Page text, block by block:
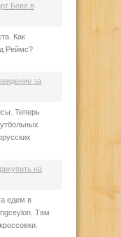
Бове в
Как
Реймс?
за
Теперь
на
едем в
Там